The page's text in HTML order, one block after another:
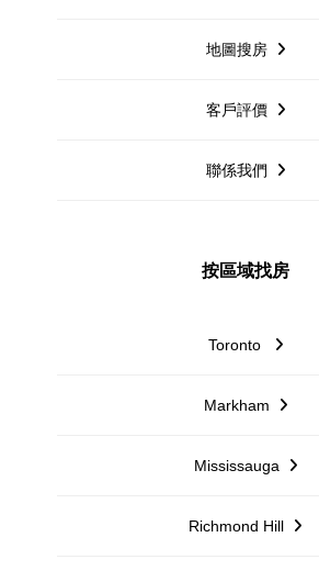
地圖搜房
客戶評價
聯係我們
按區域找房
Toronto
Markham
Mississauga
Richmond Hill